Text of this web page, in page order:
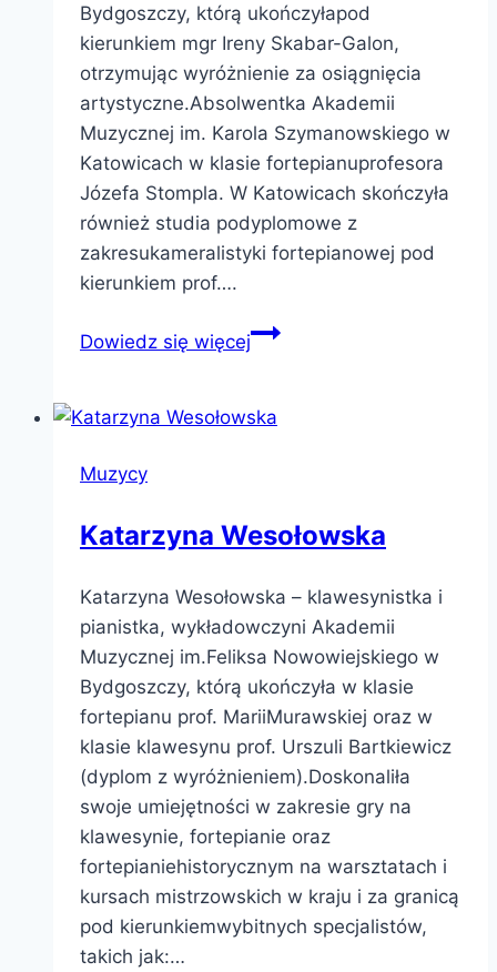
Bydgoszczy, którą ukończyłapod
kierunkiem mgr Ireny Skabar-Galon,
otrzymując wyróżnienie za osiągnięcia
artystyczne.Absolwentka Akademii
Muzycznej im. Karola Szymanowskiego w
Katowicach w klasie fortepianuprofesora
Józefa Stompla. W Katowicach skończyła
również studia podyplomowe z
zakresukameralistyki fortepianowej pod
kierunkiem prof….
Dowiedz się więcejJustyna
Muzycy
Katarzyna Wesołowska
Katarzyna Wesołowska – klawesynistka i
pianistka, wykładowczyni Akademii
Muzycznej im.Feliksa Nowowiejskiego w
Bydgoszczy, którą ukończyła w klasie
fortepianu prof. MariiMurawskiej oraz w
klasie klawesynu prof. Urszuli Bartkiewicz
(dyplom z wyróżnieniem).Doskonaliła
swoje umiejętności w zakresie gry na
klawesynie, fortepianie oraz
fortepianiehistorycznym na warsztatach i
kursach mistrzowskich w kraju i za granicą
pod kierunkiemwybitnych specjalistów,
takich jak:…